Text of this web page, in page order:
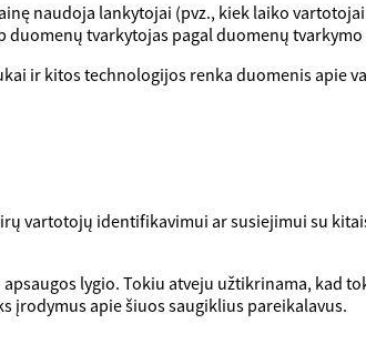
naudoja lankytojai (pvz., kiek laiko
tvarkytojas pagal duomenų
ir kitos technologijos renka duomenis apie
vartotojų identifikavimui ar susiejimui su
lygio. Tokiu atveju užtikrinama, kad
įrodymus apie šiuos saugiklius pareikalavus.